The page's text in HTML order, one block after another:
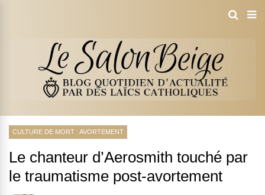
CULTURE DE MORT : AVORTEMENT
Le chanteur d’Aerosmith touché par
le traumatisme post-avortement